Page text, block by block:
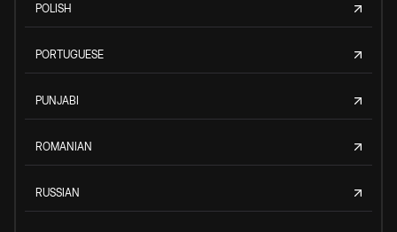
POLISH
PORTUGUESE
PUNJABI
ROMANIAN
RUSSIAN